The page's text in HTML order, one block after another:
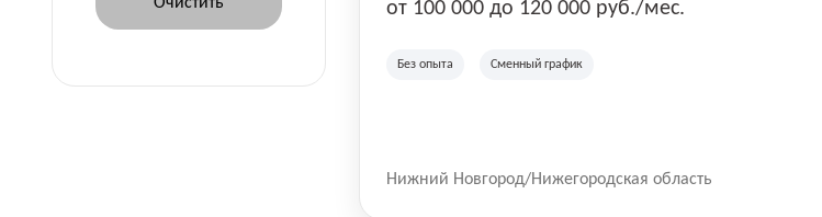
от 100 000 до 120 000 руб./мес.
Без опыта Сменный график
Нижний Новгород/Нижегородская область